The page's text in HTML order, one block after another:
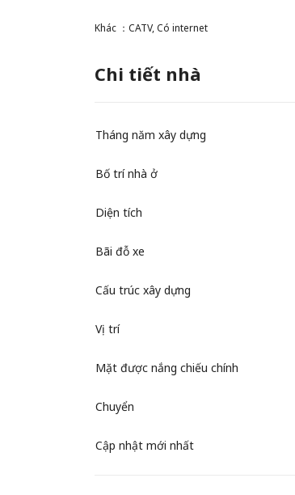
Khác ：CATV, Có internet
Chi tiết nhà
Tháng năm xây dựng
Bố trí nhà ở
Diện tích
Bãi đỗ xe
Cấu trúc xây dựng
Vị trí
Mặt được nắng chiếu chính
Chuyển
Cập nhật mới nhất